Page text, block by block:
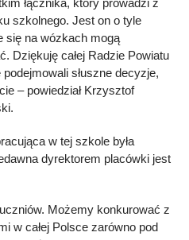
łącznika, który prowadzi z
szkolnego. Jest on o tyle
się na wózkach mogą
Dziękuję całej Radzie Powiatu
słuszne decyzje,
– powiedział Krzysztof
w tej szkole była
dyrektorem placówki jest
Możemy konkurować z
w całej Polsce zarówno pod